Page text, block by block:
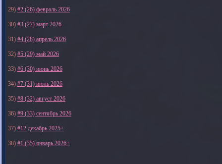
29) #2 (26) февраль 2026
30) #3 (27) март 2026
31) #4 (28) апрель 2026
32) #5 (29) май 2026
33) #6 (30) июнь 2026
34) #7 (31) июль 2026
35) #8 (32) август 2026
36) #9 (33) сентябрь 2026
37) #12 декабрь 2025+
38) #1 (35) январь 2026+